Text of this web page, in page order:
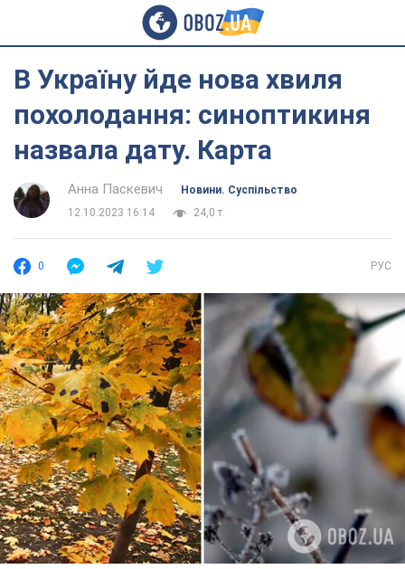
В Україну йде нова хвиля
похолодання: синоптикиня
назвала дату. Карта
Анна Паскевич
Новини. Суспільство
12.10.2023 16:14
24,0 т.
0 РУС